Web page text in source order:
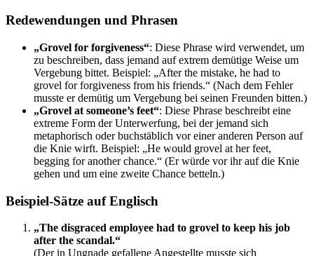
Redewendungen und Phrasen
„Grovel for forgiveness“: Diese Phrase wird verwendet, um
zu beschreiben, dass jemand auf extrem demütige Weise um
Vergebung bittet. Beispiel: „After the mistake, he had to
grovel for forgiveness from his friends.“ (Nach dem Fehler
musste er demütig um Vergebung bei seinen Freunden bitten.)
„Grovel at someone’s feet“: Diese Phrase beschreibt eine
extreme Form der Unterwerfung, bei der jemand sich
metaphorisch oder buchstäblich vor einer anderen Person auf
die Knie wirft. Beispiel: „He would grovel at her feet,
begging for another chance.“ (Er würde vor ihr auf die Knie
gehen und um eine zweite Chance betteln.)
Beispiel-Sätze auf Englisch
„The disgraced employee had to grovel to keep his job
after the scandal.“
(Der in Ungnade gefallene Angestellte musste sich